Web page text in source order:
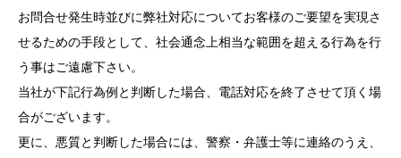
お問合せ発生時並びに弊社対応についてお客様のご要望を実現さ
せるための手段として、社会通念上相当な範囲を超える行為を行
う事はご遠慮下さい。
当社が下記行為例と判断した場合、電話対応を終了させて頂く場
合がございます。
更に、悪質と判断した場合には、警察・弁護士等に連絡のうえ、